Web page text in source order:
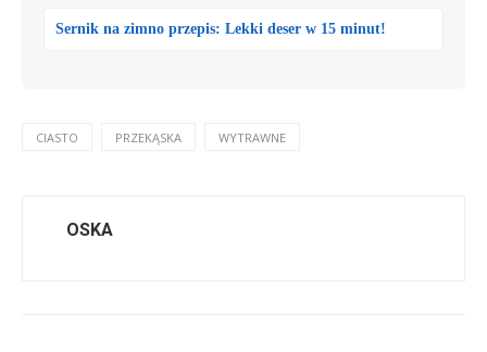
Sernik na zimno przepis: Lekki deser w 15 minut!
CIASTO PRZEKĄSKA WYTRAWNE
OSKA